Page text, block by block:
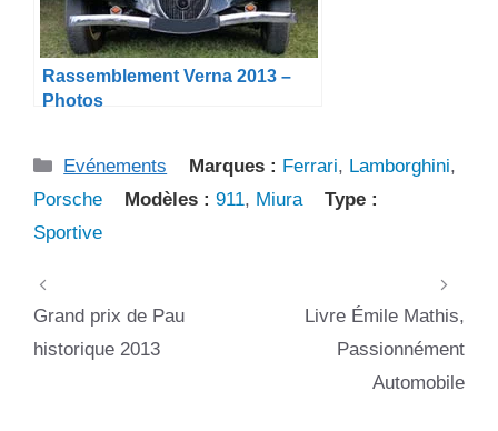
Rassemblement Verna 2013 –
Photos
Catégories
Evénements Marques : Ferrari, Lamborghini,
Porsche
Modèles : 911, Miura
Type :
Sportive
Grand prix de Pau
historique 2013
Livre Émile Mathis,
Passionnément
Automobile